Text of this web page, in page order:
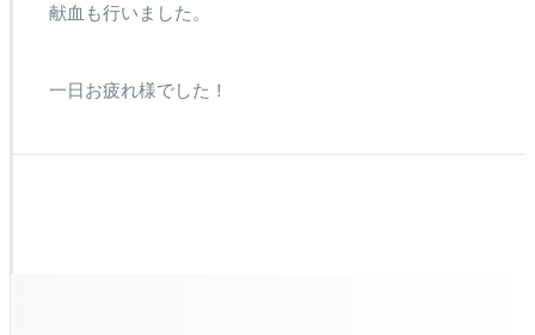
献血も行いました。
一日お疲れ様でした！